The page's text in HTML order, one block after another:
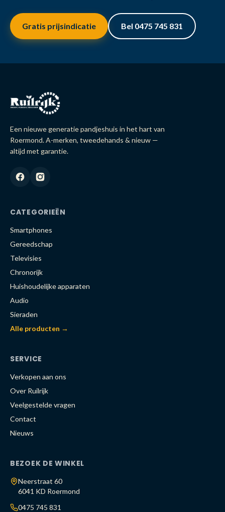
Gratis prijsindicatie Bel 0475 745 831
Een nieuwe generatie pandjeshuis in het hart van
Roermond. A-merken, tweedehands & nieuw —
altijd met garantie.
CATEGORIEËN
Smartphones
Gereedschap
Televisies
Chronorijk
Huishoudelijke apparaten
Audio
Sieraden
Alle producten →
SERVICE
Verkopen aan ons
Over Ruilrijk
Veelgestelde vragen
Contact
Nieuws
BEZOEK DE WINKEL
Neerstraat 60
6041 KD Roermond
0475 745 831